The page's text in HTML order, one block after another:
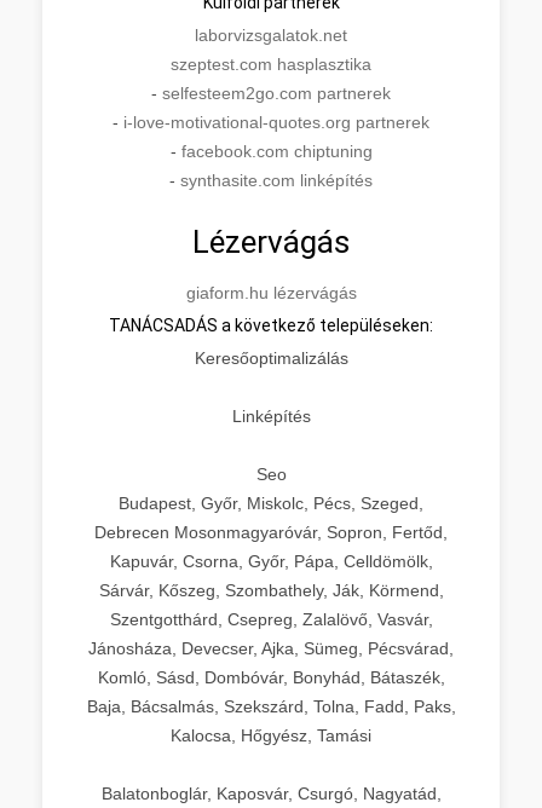
laborvizsgalatok.net
szeptest.com hasplasztika
- selfesteem2go.com partnerek
- i-love-motivational-quotes.org partnerek
- facebook.com chiptuning
- synthasite.com linképítés
Lézervágás
giaform.hu lézervágás
TANÁCSADÁS a következő településeken:
Keresőoptimalizálás
Linképítés
Seo
Budapest, Győr, Miskolc, Pécs, Szeged,
Debrecen Mosonmagyaróvár, Sopron, Fertőd,
Kapuvár, Csorna, Győr, Pápa, Celldömölk,
Sárvár, Kőszeg, Szombathely, Ják, Körmend,
Szentgotthárd, Csepreg, Zalalövő, Vasvár,
Jánosháza, Devecser, Ajka, Sümeg, Pécsvárad,
Komló, Sásd, Dombóvár, Bonyhád, Bátaszék,
Baja, Bácsalmás, Szekszárd, Tolna, Fadd, Paks,
Kalocsa, Hőgyész, Tamási
Balatonboglár, Kaposvár, Csurgó, Nagyatád,